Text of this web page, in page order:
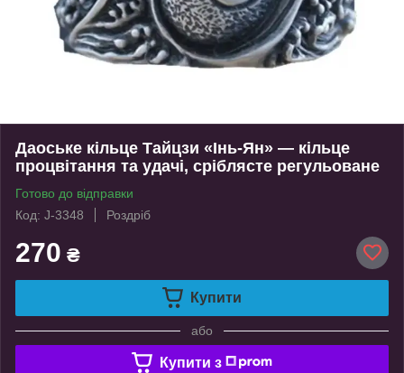
Даоське кільце Тайцзи «Інь-Ян» — кільце
процвітання та удачі, сріблясте регульоване
Готово до відправки
Код: J-3348
Роздріб
270 ₴
Купити
або
Купити з